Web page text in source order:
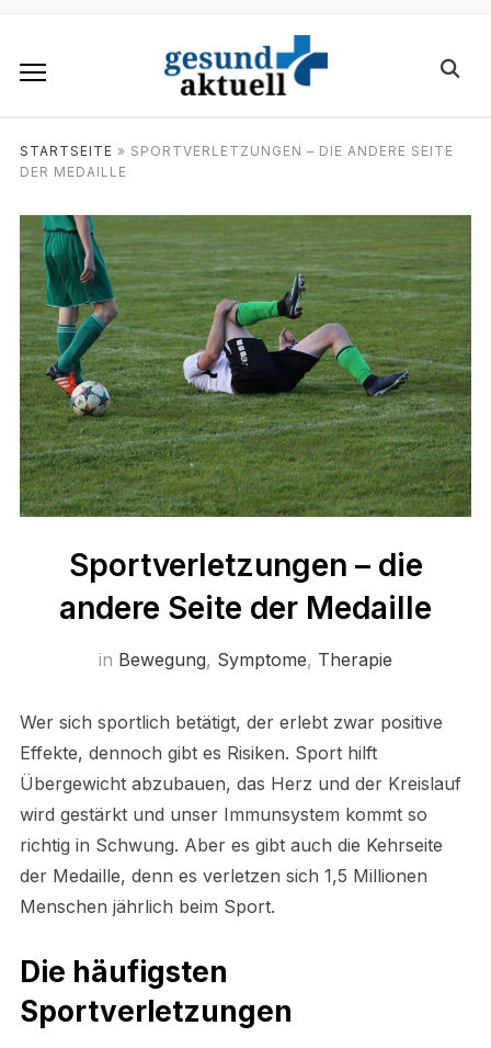
STARTSEITE » SPORTVERLETZUNGEN – DIE ANDERE SEITE
DER MEDAILLE
Sportverletzungen – die
andere Seite der Medaille
in Bewegung, Symptome, Therapie
Wer sich sportlich betätigt, der erlebt zwar positive
Effekte, dennoch gibt es Risiken. Sport hilft
Übergewicht abzubauen, das Herz und der Kreislauf
wird gestärkt und unser Immunsystem kommt so
richtig in Schwung. Aber es gibt auch die Kehrseite
der Medaille, denn es verletzen sich 1,5 Millionen
Menschen jährlich beim Sport.
Die häufigsten
Sportverletzungen